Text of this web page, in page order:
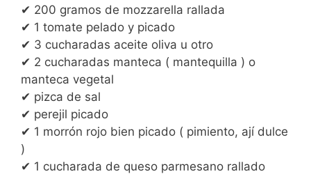
✔ 200 gramos de mozzarella rallada
✔ 1 tomate pelado y picado
✔ 3 cucharadas aceite oliva u otro
✔ 2 cucharadas manteca ( mantequilla ) o
manteca vegetal
✔ pizca de sal
✔ perejil picado
✔ 1 morrón rojo bien picado ( pimiento, ají dulce
)
✔ 1 cucharada de queso parmesano rallado